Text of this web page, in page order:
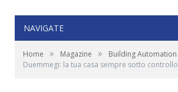
NAVIGATE
Home » Magazine » Building Automation
Duemmegi: la tua casa sempre sotto controllo